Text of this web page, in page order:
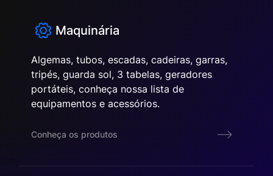
Maquinária
Algemas, tubos, escadas, cadeiras, garras,
tripés, guarda sol, 3 tabelas, geradores
portáteis, conheça nossa lista de
equipamentos e acessórios.
Conheça os produtos